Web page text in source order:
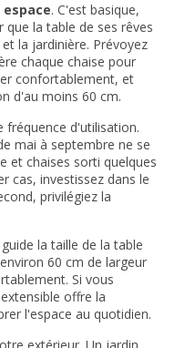
. C'est basique,
la table de ses rêves
la jardinière. Prévoyez
chaque chaise pour
confortablement, et
d'au moins 60 cm.
fréquence d'utilisation.
mai à septembre ne se
et chaises sorti quelques
cas, investissez dans le
privilégiez la
la taille de la table
60 cm de largeur
Si vous
offre la
l'espace au quotidien.